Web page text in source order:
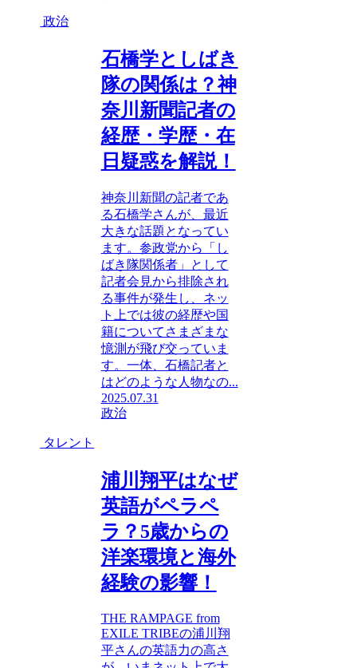
政治
石橋学としばき
隊の関係は？神
奈川新聞記者の
経歴・学歴・在
日疑惑を解説！
神奈川新聞の記者であ
る石橋学さんが、最近
大きな話題となってい
ます。参政党から「し
ばき隊関係者」として
記者会見から排除され
る事件が発生し、ネッ
ト上では彼の経歴や国
籍についてさまざまな
憶測が飛び交っていま
す。一体、石橋記者と
はどのような人物なの...
2025.07.31
政治
タレント
浦川翔平はなぜ
英語がペラペ
ラ？5歳からの
洋楽環境と海外
経験の影響！
THE RAMPAGE from
EXILE TRIBEの浦川翔
平さんの英語力の高さ